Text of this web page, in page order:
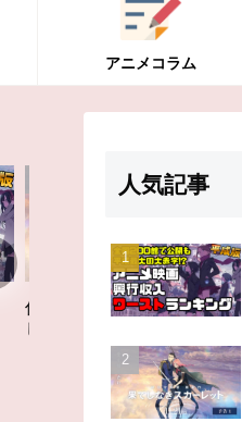
アニメコラム
オタクが選ぶ！？日本の
ゴいアニメ１４
人気記事